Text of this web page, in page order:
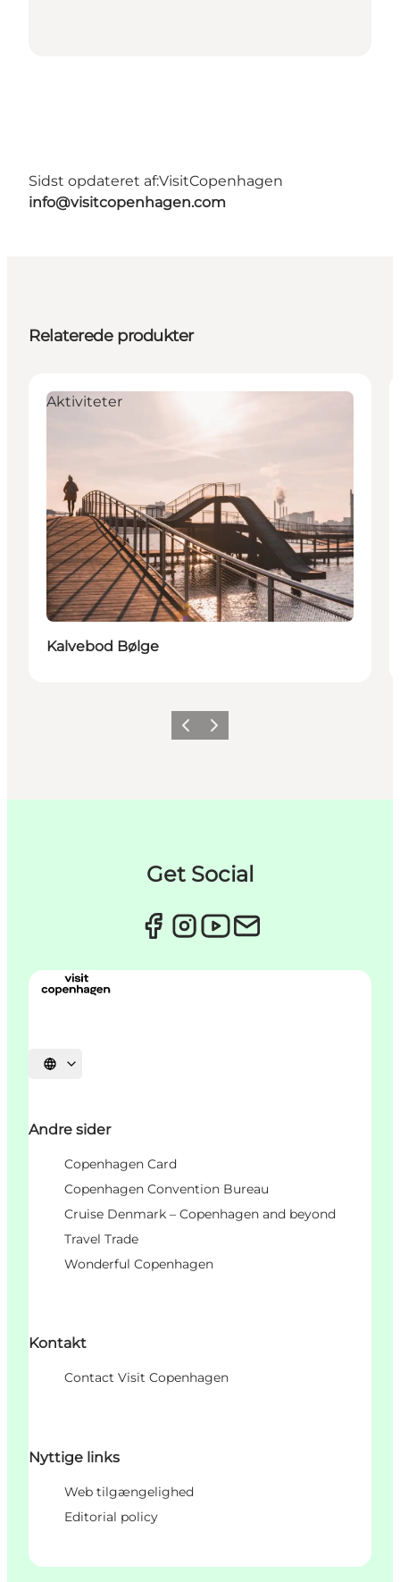
Sidst opdateret af:VisitCopenhagen
info@visitcopenhagen.com
Relaterede produkter
Aktiviteter
Kalvebod Bølge
ForrigeNæste
Get Social
Vælg sprog
Andre sider
Copenhagen Card
Copenhagen Convention Bureau
Cruise Denmark – Copenhagen and beyond
Travel Trade
Wonderful Copenhagen
Kontakt
Contact Visit Copenhagen
Nyttige links
Web tilgængelighed
Editorial policy